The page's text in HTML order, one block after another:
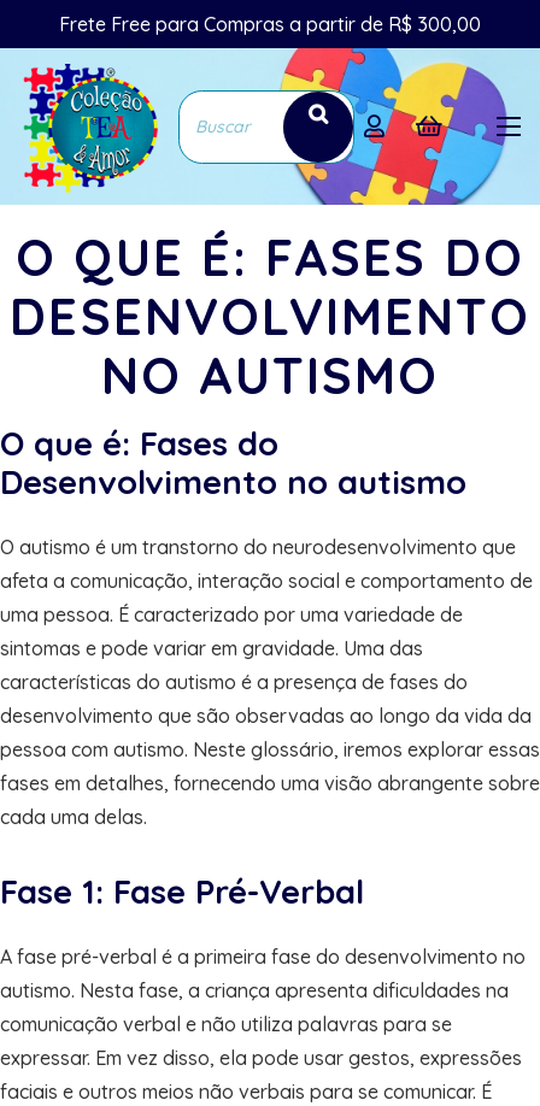
Frete Free para Compras a partir de R$ 300,00
O QUE É: FASES DO
DESENVOLVIMENTO
NO AUTISMO
O que é: Fases do
Desenvolvimento no autismo
O autismo é um transtorno do neurodesenvolvimento que
afeta a comunicação, interação social e comportamento de
uma pessoa. É caracterizado por uma variedade de
sintomas e pode variar em gravidade. Uma das
características do autismo é a presença de fases do
desenvolvimento que são observadas ao longo da vida da
pessoa com autismo. Neste glossário, iremos explorar essas
fases em detalhes, fornecendo uma visão abrangente sobre
cada uma delas.
Fase 1: Fase Pré-Verbal
A fase pré-verbal é a primeira fase do desenvolvimento no
autismo. Nesta fase, a criança apresenta dificuldades na
comunicação verbal e não utiliza palavras para se
expressar. Em vez disso, ela pode usar gestos, expressões
faciais e outros meios não verbais para se comunicar. É